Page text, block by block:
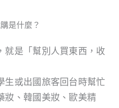
是什麼？
就是「幫別人買東西，收
生或出國旅客回台時幫忙
妝、韓國美妝、歐美精